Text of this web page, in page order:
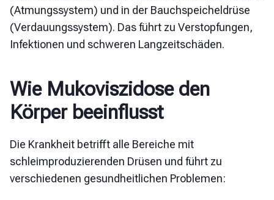
(Atmungssystem) und in der Bauchspeicheldrüse
(Verdauungssystem). Das führt zu Verstopfungen,
Infektionen und schweren Langzeitschäden.
Wie Mukoviszidose den
Körper beeinflusst
Die Krankheit betrifft alle Bereiche mit
schleimproduzierenden Drüsen und führt zu
verschiedenen gesundheitlichen Problemen: